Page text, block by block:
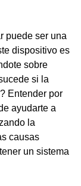
puede ser una
dispositivo es
sobre
si la
Entender por
ayudarte a
la
causas
un sistema